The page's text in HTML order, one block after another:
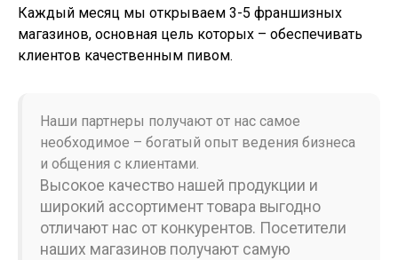
Каждый месяц мы открываем 3-5 франшизных
магазинов, основная цель которых – обеспечивать
клиентов качественным пивом.
Наши партнеры получают от нас самое
необходимое – богатый опыт ведения бизнеса
и общения с клиентами.
Высокое качество нашей продукции и
широкий ассортимент товара выгодно
отличают нас от конкурентов. Посетители
наших магазинов получают самую